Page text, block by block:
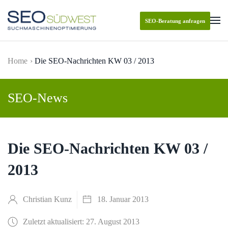
Skip to main content
SEO-Beratung anfragen
Home Die SEO-Nachrichten KW 03 / 2013
SEO-News
Die SEO-Nachrichten KW 03 /
2013
Christian Kunz 18. Januar 2013
Zuletzt aktualisiert: 27. August 2013